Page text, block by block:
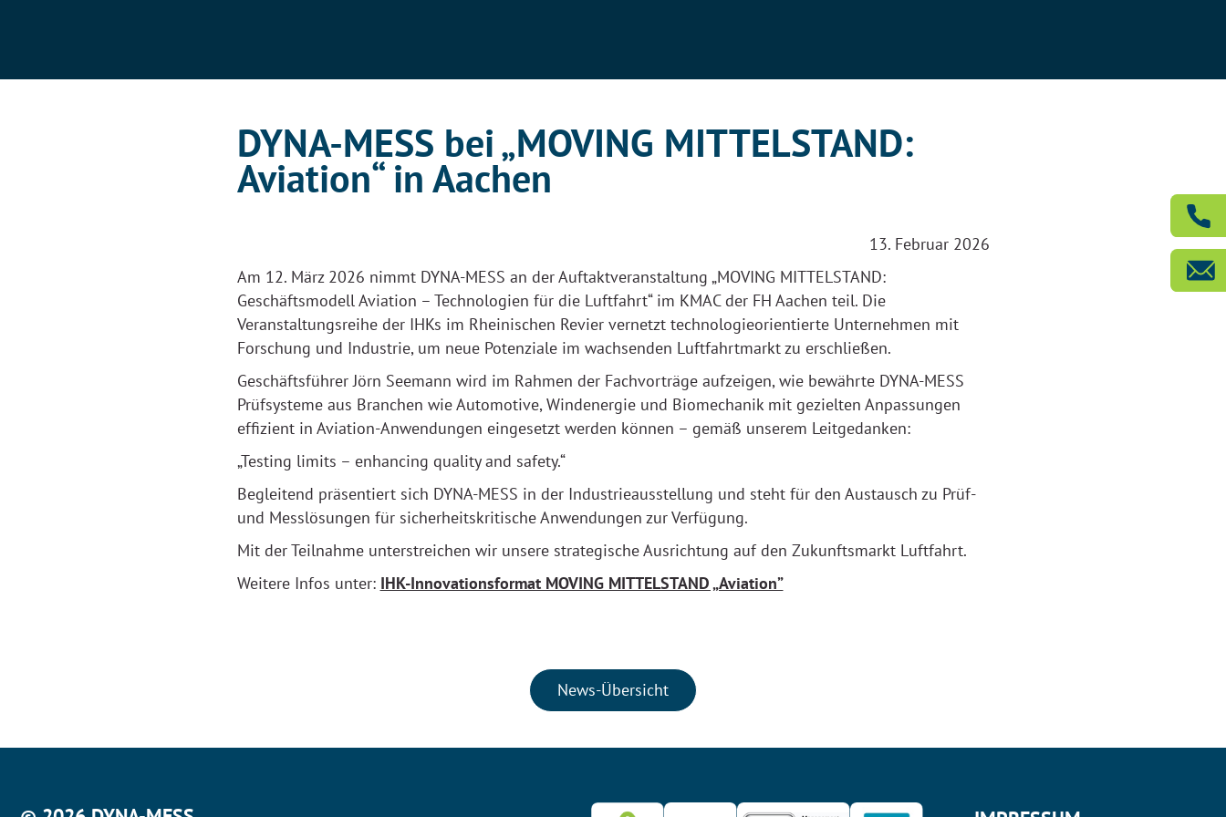
DYNA-MESS bei „MOVING MITTELSTAND:
Aviation“ in Aachen
13. Februar 2026
Am 12. März 2026 nimmt DYNA-MESS an der Auftaktveranstaltung „MOVING MITTELSTAND:
Geschäftsmodell Aviation – Technologien für die Luftfahrt“ im KMAC der FH Aachen teil. Die
Veranstaltungsreihe der IHKs im Rheinischen Revier vernetzt technologieorientierte Unternehmen mit
Forschung und Industrie, um neue Potenziale im wachsenden Luftfahrtmarkt zu erschließen.
Geschäftsführer Jörn Seemann wird im Rahmen der Fachvorträge aufzeigen, wie bewährte DYNA-MESS
Prüfsysteme aus Branchen wie Automotive, Windenergie und Biomechanik mit gezielten Anpassungen
effizient in Aviation-Anwendungen eingesetzt werden können – gemäß unserem Leitgedanken:
„Testing limits – enhancing quality and safety.“
Begleitend präsentiert sich DYNA-MESS in der Industrieausstellung und steht für den Austausch zu Prüf-
und Messlösungen für sicherheitskritische Anwendungen zur Verfügung.
Mit der Teilnahme unterstreichen wir unsere strategische Ausrichtung auf den Zukunftsmarkt Luftfahrt.
Weitere Infos unter: IHK-Innovationsformat MOVING MITTELSTAND „Aviation”
News-Übersicht